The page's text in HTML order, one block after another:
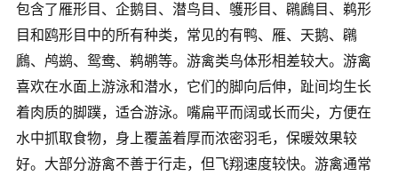
包含了雁形目、企鹅目、潜鸟目、鹱形目、鸊鷉目、鹈形
目和鸥形目中的所有种类，常见的有鸭、雁、天鹅、鸊
鷉、鸬鹚、鸳鸯、鹈鹕等。游禽类鸟体形相差较大。游禽
喜欢在水面上游泳和潜水，它们的脚向后伸，趾间均生长
着肉质的脚蹼，适合游泳。嘴扁平而阔或长而尖，方便在
水中抓取食物，身上覆盖着厚而浓密羽毛，保暖效果较
好。大部分游禽不善于行走，但飞翔速度较快。游禽通常